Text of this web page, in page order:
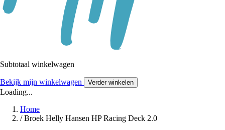
Subtotaal winkelwagen
Bekijk mijn winkelwagen Verder winkelen
Loading...
Home
/ Broek Helly Hansen HP Racing Deck 2.0